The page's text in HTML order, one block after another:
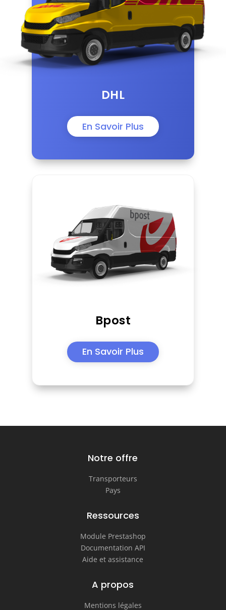
DHL
En Savoir Plus
Bpost
En Savoir Plus
Notre offre
Transporteurs
Pays
Ressources
Module Prestashop
Documentation API
Aide et assistance
A propos
Mentions légales